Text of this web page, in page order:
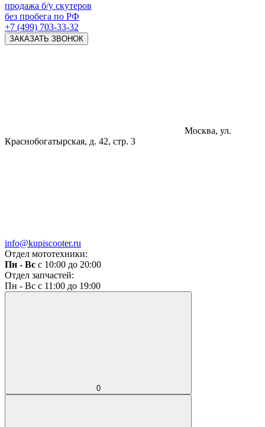
продажа б/у скутеров
без пробега по РФ
+7 (499) 703-33-32
ЗАКАЗАТЬ ЗВОНОК
Москва, ул.
Краснобогатырская, д. 42, стр. 3
info@kupiscooter.ru
Отдел мототехники:
Пн - Вс с 10:00 до 20:00
Отдел запчастей:
Пн - Вс с 11:00 до 19:00
0